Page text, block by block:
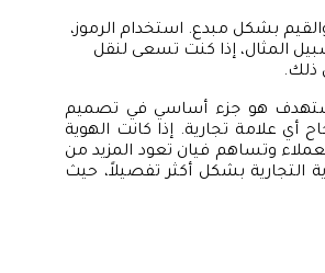
بشكل مبدع. استخدام الرموز،
المثال، إذا كنت تسعى لنقل
ذلك.
هو جزء أساسي في تصميم
أي علامة تجارية. إذا كانت الهوية
وتساهم فيان تعود المزيد من
التجارية بشكل أكثر تفصيلاً، حيث